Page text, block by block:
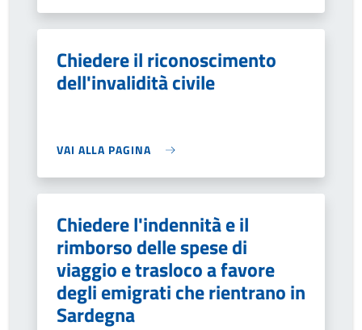
Chiedere il riconoscimento
dell'invalidità civile
VAI ALLA PAGINA
Chiedere l'indennità e il
rimborso delle spese di
viaggio e trasloco a favore
degli emigrati che rientrano in
Sardegna